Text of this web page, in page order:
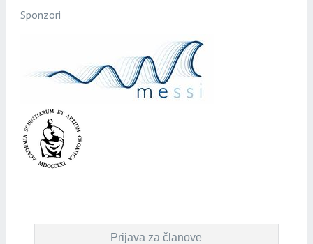
Sponzori
Prijava za članove